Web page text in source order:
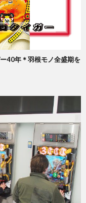
40年＊羽根モノ全盛期を